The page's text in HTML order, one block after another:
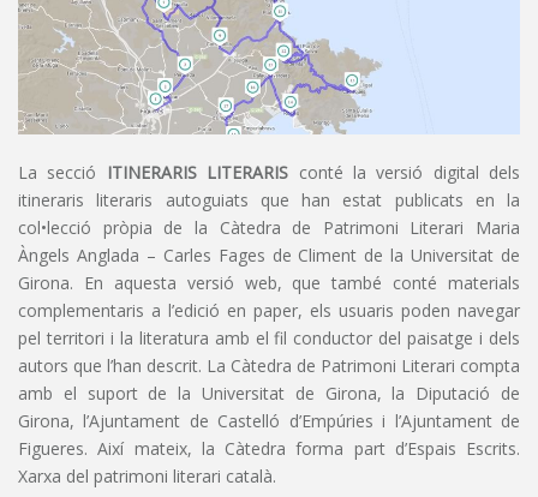
La secció ITINERARIS LITERARIS conté la versió digital dels
itineraris literaris autoguiats que han estat publicats en la
col•lecció pròpia de la Càtedra de Patrimoni Literari Maria
Àngels Anglada – Carles Fages de Climent de la Universitat de
Girona. En aquesta versió web, que també conté materials
complementaris a l’edició en paper, els usuaris poden navegar
pel territori i la literatura amb el fil conductor del paisatge i dels
autors que l’han descrit. La Càtedra de Patrimoni Literari compta
amb el suport de la Universitat de Girona, la Diputació de
Girona, l’Ajuntament de Castelló d’Empúries i l’Ajuntament de
Figueres. Així mateix, la Càtedra forma part d’Espais Escrits.
Xarxa del patrimoni literari català.